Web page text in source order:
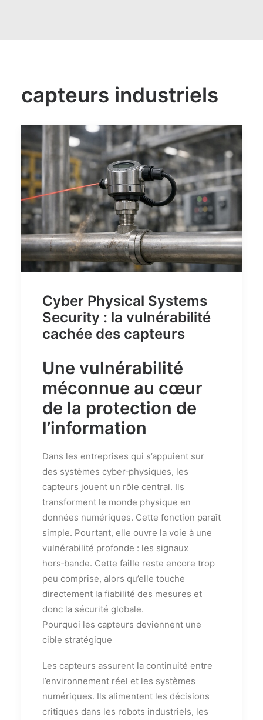
capteurs industriels
Cyber Physical Systems
Security : la vulnérabilité
cachée des capteurs
Une vulnérabilité
méconnue au cœur
de la protection de
l’information
Dans les entreprises qui s’appuient sur
des systèmes cyber‑physiques, les
capteurs jouent un rôle central. Ils
transforment le monde physique en
données numériques. Cette fonction paraît
simple. Pourtant, elle ouvre la voie à une
vulnérabilité profonde : les signaux
hors‑bande. Cette faille reste encore trop
peu comprise, alors qu’elle touche
directement la fiabilité des mesures et
donc la sécurité globale.
Pourquoi les capteurs deviennent une
cible stratégique
Les capteurs assurent la continuité entre
l’environnement réel et les systèmes
numériques. Ils alimentent les décisions
critiques dans les robots industriels, les